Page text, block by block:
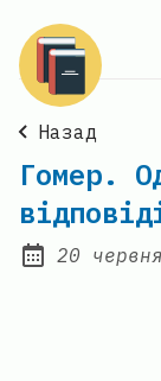
Назад
Гомер.
Posted on:
20